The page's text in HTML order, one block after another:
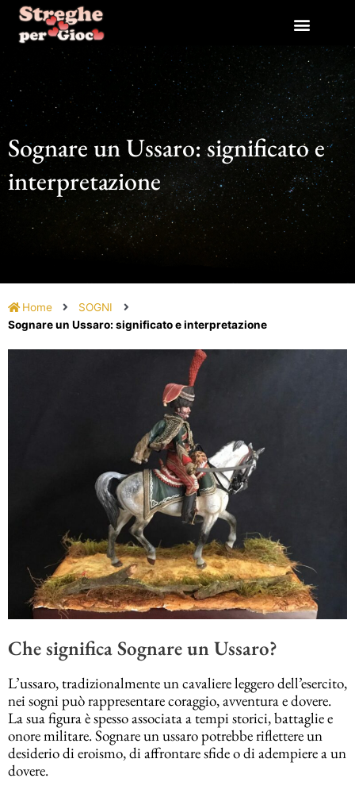
contenuto
Sognare un Ussaro: significato e
interpretazione
Home
SOGNI
Sognare un Ussaro: significato e interpretazione
Che significa Sognare un Ussaro?
L’ussaro, tradizionalmente un cavaliere leggero dell’esercito,
nei sogni può rappresentare coraggio, avventura e dovere.
La sua figura è spesso associata a tempi storici, battaglie e
onore militare. Sognare un ussaro potrebbe riflettere un
desiderio di eroismo, di affrontare sfide o di adempiere a un
dovere.